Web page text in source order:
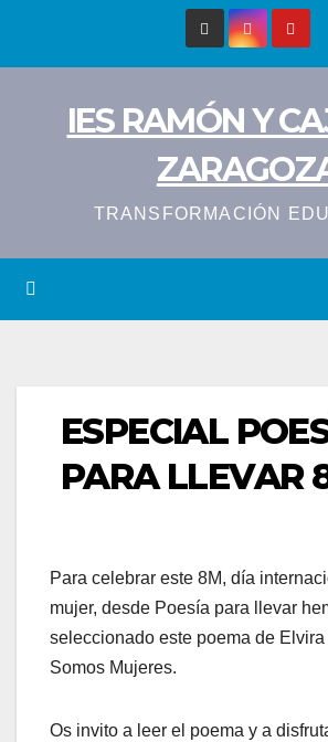
IES RAMÓN Y
TRANSFORMACIÓN
ESPECIAL
PARA LLEVAR
Para celebrar este 8M, día
mujer, desde Poesía para llevar
seleccionado este poema de
Somos Mujeres.
Os invito a leer el poema y a